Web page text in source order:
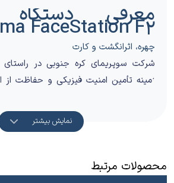
معرفی دستگاه
FaceStation F2
چهره، اثرانگشت و کارت
شرکت سوپریمای کره جنوبی در راستای
زمینه تأمین امنیت فیزیکی و حفاظت از
مبتنی بر جدیدترین و به روزترین
نمایش بیشتر
محصولات مرتبط